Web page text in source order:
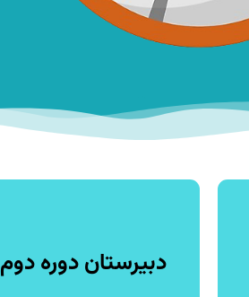
دبیرستان دوره دوم